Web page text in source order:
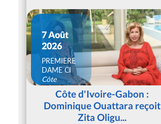
7 Août
2026
PREMIERE
DAME CI
Côte
d'IvoireCôte d'Ivoire-Gabon :
Dominique Ouattara reçoit
Zita Oligu...